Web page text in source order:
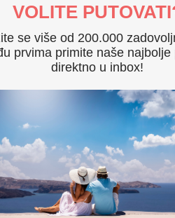
VOLITE
se više od 200.000
prvima primite naše najbolje
direktno u inbox!